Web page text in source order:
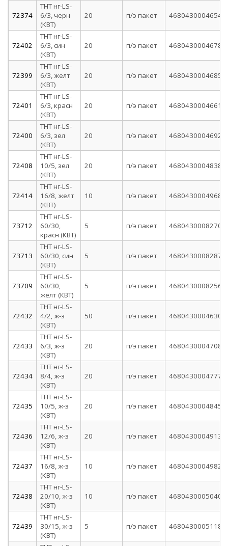
72374
ТНТ нг-LS-
6/3, черн
(КВТ)
20 п/э пакет 4680430004654
72402
ТНТ нг-LS-
6/3, син
(КВТ)
20 п/э пакет 4680430004678
72399
ТНТ нг-LS-
6/3, желт
(КВТ)
20 п/э пакет 4680430004685
72401
ТНТ нг-LS-
6/3, красн
(КВТ)
20 п/э пакет 4680430004661
72400
ТНТ нг-LS-
6/3, зел
(КВТ)
20 п/э пакет 4680430004692
72408
ТНТ нг-LS-
10/5, зел
(КВТ)
20 п/э пакет 4680430004838
72414
ТНТ нг-LS-
16/8, желт
(КВТ)
10 п/э пакет 4680430004968
73712
ТНТ нг-LS-
60/30,
красн (КВТ)
5 п/э пакет 4680430008270
73713
ТНТ нг-LS-
60/30, син
(КВТ)
5 п/э пакет 4680430008287
73709
ТНТ нг-LS-
60/30,
желт (КВТ)
5 п/э пакет 4680430008256
72432
ТНТ нг-LS-
4/2, ж-з
(КВТ)
50 п/э пакет 4680430004630
72433
ТНТ нг-LS-
6/3, ж-з
(КВТ)
20 п/э пакет 4680430004708
72434
ТНТ нг-LS-
8/4, ж-з
(КВТ)
20 п/э пакет 4680430004777
72435
ТНТ нг-LS-
10/5, ж-з
(КВТ)
20 п/э пакет 4680430004845
72436
ТНТ нг-LS-
12/6, ж-з
(КВТ)
20 п/э пакет 4680430004913
72437
ТНТ нг-LS-
16/8, ж-з
(КВТ)
10 п/э пакет 4680430004982
72438
ТНТ нг-LS-
20/10, ж-з
(КВТ)
10 п/э пакет 4680430005040
72439
ТНТ нг-LS-
30/15, ж-з
(КВТ)
5 п/э пакет 4680430005118